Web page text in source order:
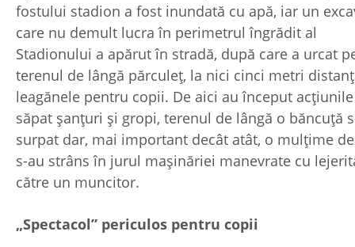
fostului stadion a fost inundată cu apă, iar un
care nu demult lucra în perimetrul îngrădit al
Stadionului a apărut în stradă, după care a urcat
terenul de lângă părculeț, la nici cinci metri
leagănele pentru copii. De aici au început
săpat șanțuri și gropi, terenul de lângă o băncuță
surpat dar, mai important decât atât, o mulțime
s-au strâns în jurul mașinăriei manevrate cu
către un muncitor.
„Spectacol” periculos pentru copii